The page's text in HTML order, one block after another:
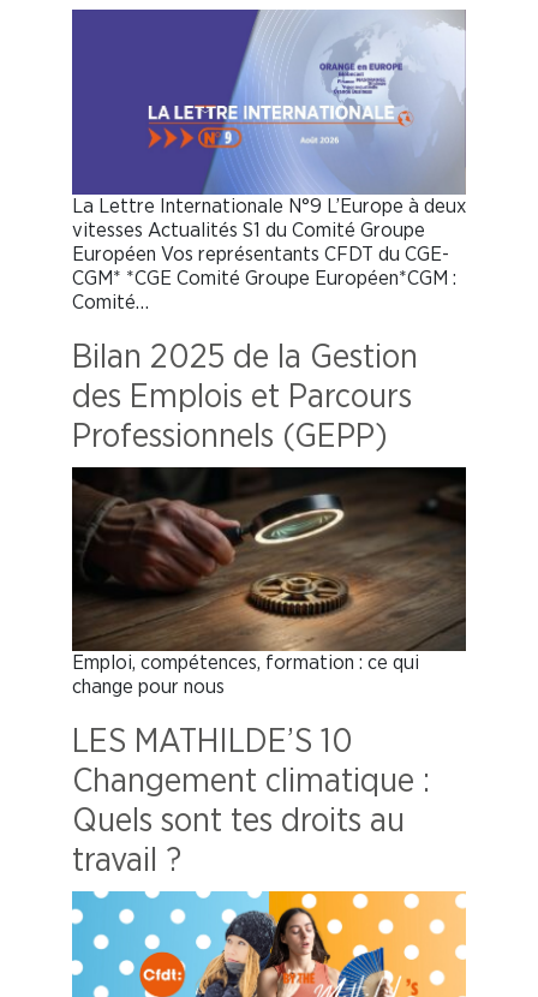
La Lettre Internationale N°9 L’Europe à deux
vitesses Actualités S1 du Comité Groupe
Européen Vos représentants CFDT du CGE-
CGM* *CGE Comité Groupe Européen*CGM :
Comité…
Bilan 2025 de la Gestion
des Emplois et Parcours
Professionnels (GEPP)
Emploi, compétences, formation : ce qui
change pour nous
LES MATHILDE’S 10
Changement climatique :
Quels sont tes droits au
travail ?